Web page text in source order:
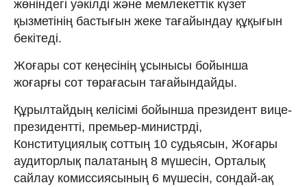
жөніндегі уәкілді және мемлекеттік күзет
қызметінің бастығын жеке тағайындау құқығын
бекітеді.
Жоғары сот кеңесінің ұсынысы бойынша
жоғарғы сот төрағасын тағайындайды.
Құрылтайдың келісімі бойынша президент вице-
президентті, премьер-министрді,
Конституциялық соттың 10 судьясын, Жоғары
аудиторлық палатаның 8 мүшесін, Орталық
сайлау комиссиясының 6 мүшесін, сондай-ақ